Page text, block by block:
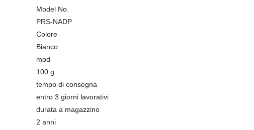
Model No.
PRS-NADP
Colore
Bianco
mod
100 g.
tempo di consegna
entro 3 giorni lavorativi
durata a magazzino
2 anni